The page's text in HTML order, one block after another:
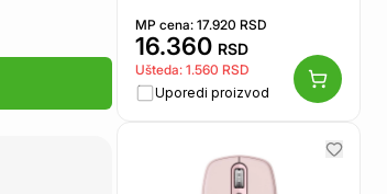
MP cena: 17.920 RSD
16.360 RSD
Ušteda: 1.560 RSD
Uporedi proizvod